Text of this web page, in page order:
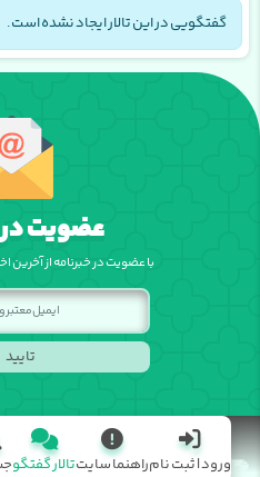
گفتگویی در این تالار ایجاد نشده است.
عضویت در
با عضویت در خبرنامه از آخرین
تایید
ورود | ثبت نامراهنما سایتتالار گفتگو